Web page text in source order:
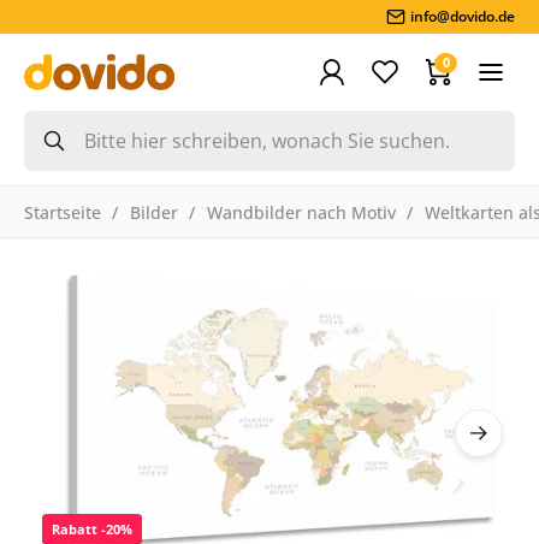
info@dovido.de
0
Startseite Bilder Wandbilder nach Motiv Weltkarten
Rabatt -20%